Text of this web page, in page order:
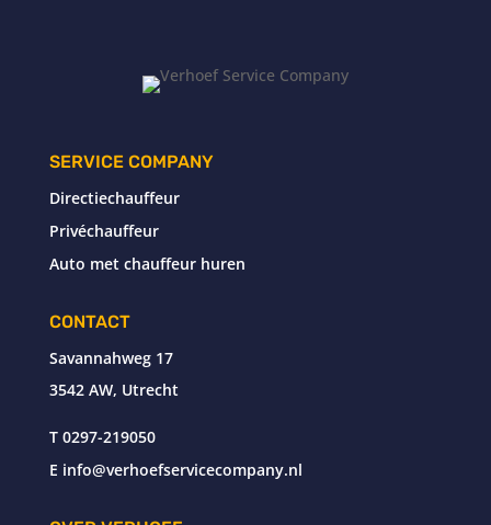
SERVICE COMPANY
Directiechauffeur
Privéchauffeur
Auto met chauffeur huren
CONTACT
Savannahweg 17
3542 AW, Utrecht
T 0297-219050
E info@verhoefservicecompany.nl